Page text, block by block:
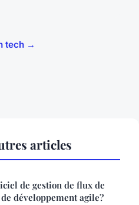
tech →
articles
de gestion de flux de
développement agile?